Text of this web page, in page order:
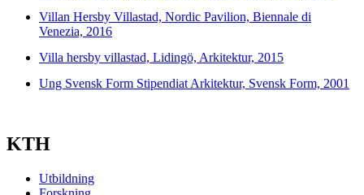
Villan Hersby Villastad, Nordic Pavilion, Biennale di
Venezia, 2016
Villa hersby villastad, Lidingö, Arkitektur, 2015
Ung Svensk Form Stipendiat Arkitektur, Svensk Form, 2001
KTH
Utbildning